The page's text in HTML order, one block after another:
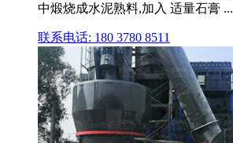
中煅烧成水泥熟料,加入 适量石膏 ...
联系电话: 180 3780 8511